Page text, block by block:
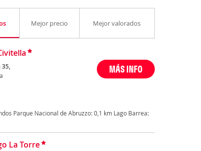
Mejor precio Mejor valorados
35, MÁS INFO
Parque Nacional de Abruzzo: 0,1 km Lago Barrea:
La Torre